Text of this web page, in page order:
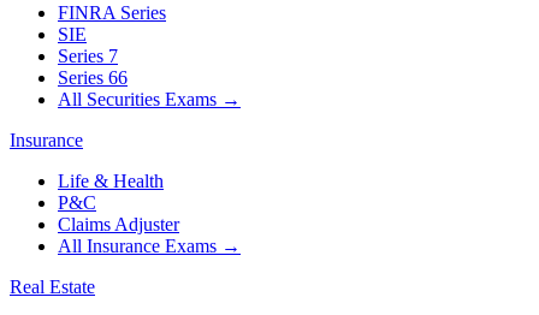
FINRA Series
SIE
Series 7
Series 66
All Securities Exams →
Insurance
Life & Health
P&C
Claims Adjuster
All Insurance Exams →
Real Estate